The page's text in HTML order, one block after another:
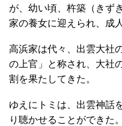
が、幼い頃、杵築（きず
家の養女に迎えられ、成
高浜家は代々、出雲大社
の上官」と称され、大社
割を果たしてきた。
ゆえにトミは、出雲神話
り聴かせることができた